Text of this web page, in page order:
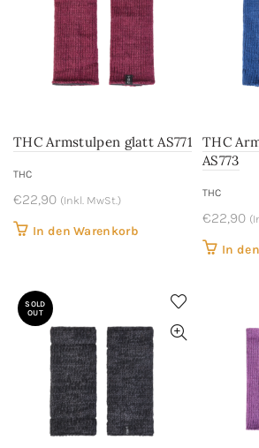
THC Armstulpen glatt AS771
THC
€22,90 (Inkl. MwSt.)
In den Warenkorb
THC
AS773
THC
€22,90
In
SOLD
OUT